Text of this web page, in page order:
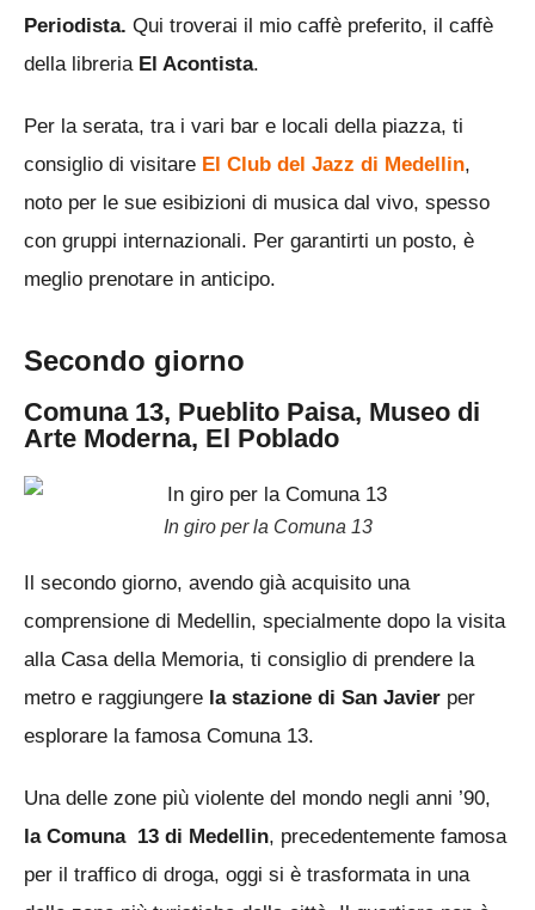
Periodista. Qui troverai il mio caffè preferito, il caffè
della libreria El Acontista.
Per la serata, tra i vari bar e locali della piazza, ti
consiglio di visitare El Club del Jazz di Medellin,
noto per le sue esibizioni di musica dal vivo, spesso
con gruppi internazionali. Per garantirti un posto, è
meglio prenotare in anticipo.
Secondo giorno
Comuna 13, Pueblito Paisa, Museo di
Arte Moderna, El Poblado
In giro per la Comuna 13
Il secondo giorno, avendo già acquisito una
comprensione di Medellin, specialmente dopo la visita
alla Casa della Memoria, ti consiglio di prendere la
metro e raggiungere la stazione di San Javier per
esplorare la famosa Comuna 13.
Una delle zone più violente del mondo negli anni ’90,
la Comuna 13 di Medellin, precedentemente famosa
per il traffico di droga, oggi si è trasformata in una